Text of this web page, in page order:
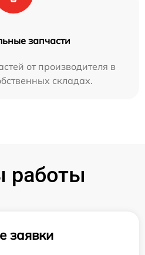
запчасти
от производителя в
складах.
работы
заявки